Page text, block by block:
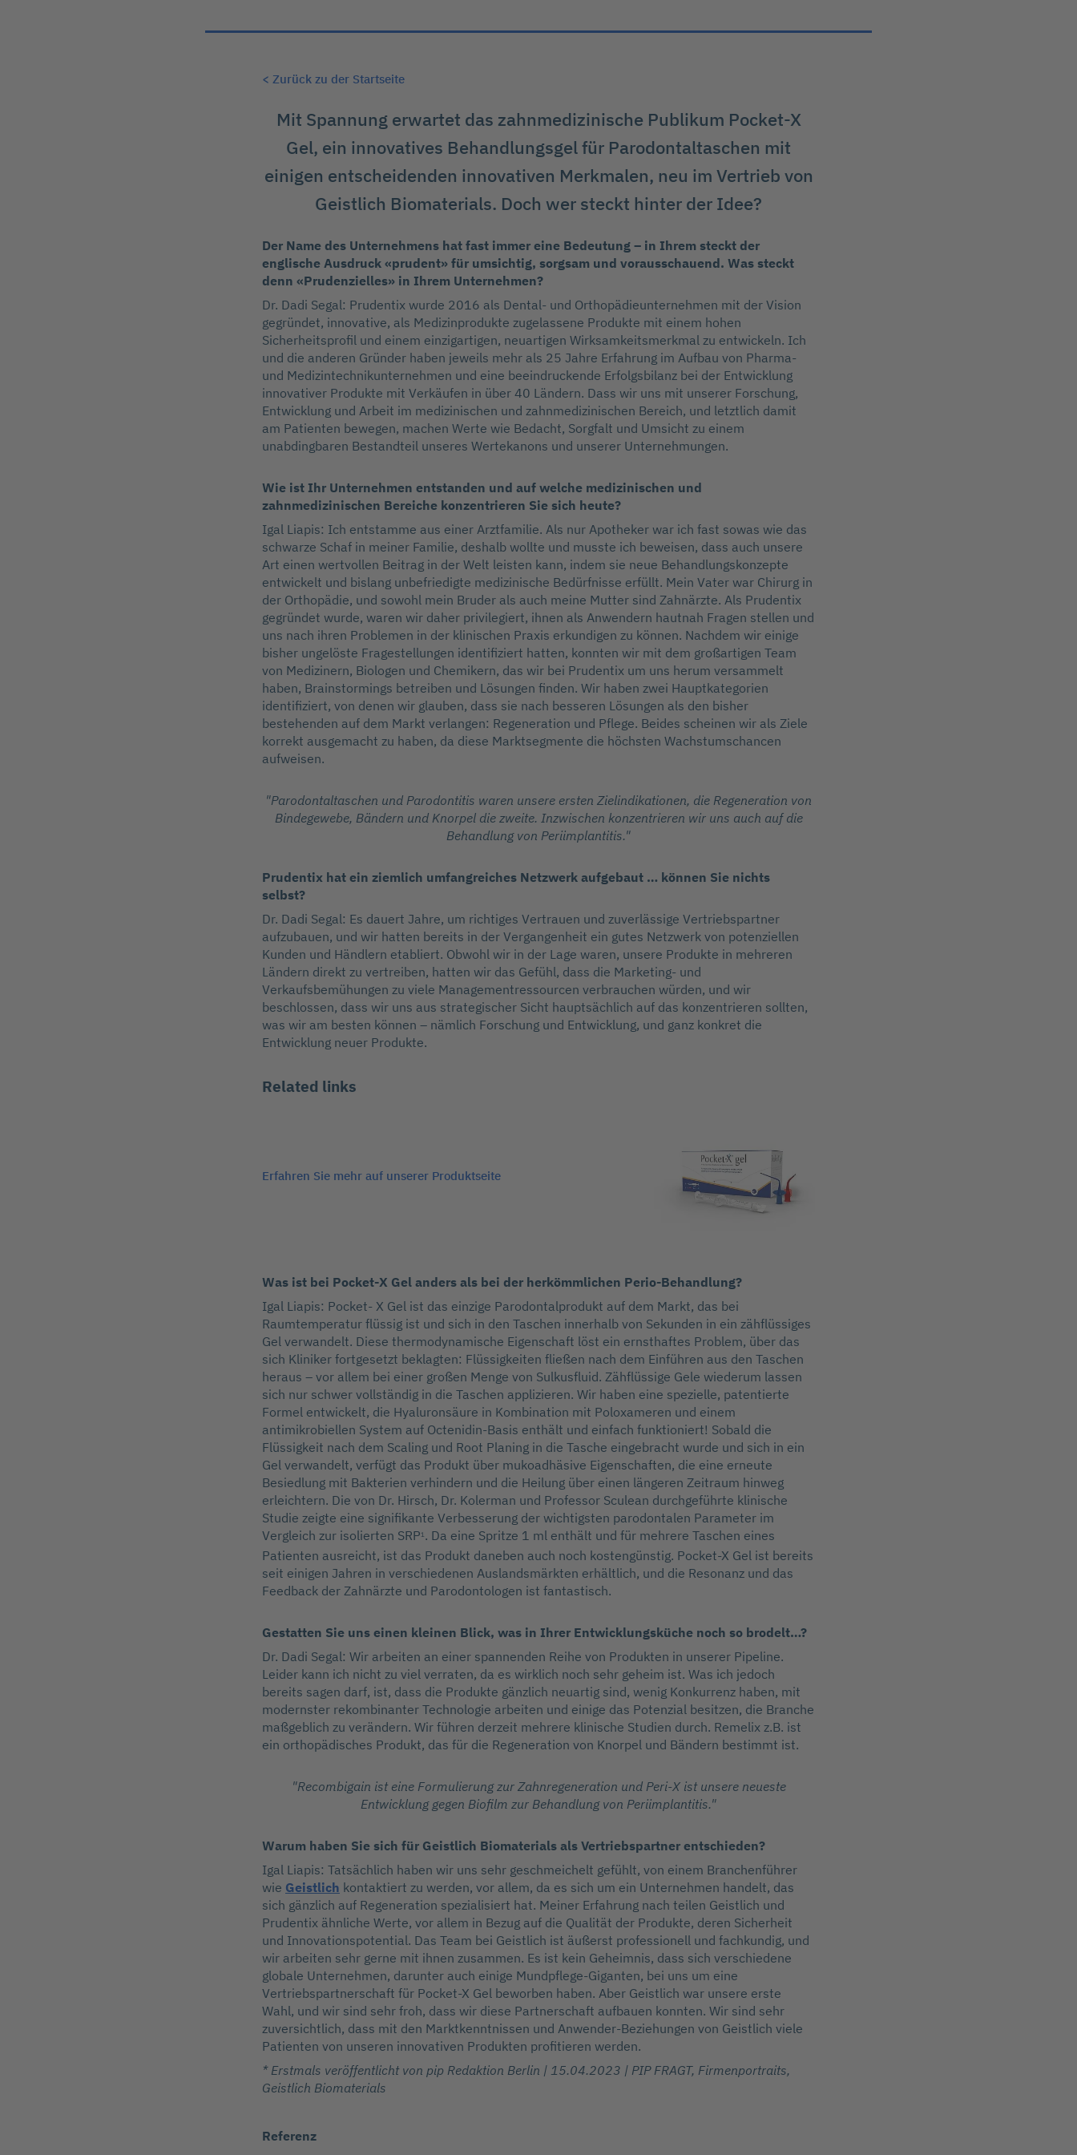
< Zurück zu der Startseite
Mit Spannung erwartet das zahnmedizinische Publikum Pocket-X
Gel, ein innovatives Behandlungsgel für Parodontaltaschen mit
einigen entscheidenden innovativen Merkmalen, neu im Vertrieb von
Geistlich Biomaterials. Doch wer steckt hinter der Idee?
Der Name des Unternehmens hat fast immer eine Bedeutung – in Ihrem steckt der
englische Ausdruck «prudent» für umsichtig, sorgsam und vorausschauend. Was steckt
denn «Prudenzielles» in Ihrem Unternehmen?
Dr. Dadi Segal: Prudentix wurde 2016 als Dental- und Orthopädieunternehmen mit der Vision
gegründet, innovative, als Medizinprodukte zugelassene Produkte mit einem hohen
Sicherheitsprofil und einem einzigartigen, neuartigen Wirksamkeitsmerkmal zu entwickeln. Ich
und die anderen Gründer haben jeweils mehr als 25 Jahre Erfahrung im Aufbau von Pharma-
und Medizintechnikunternehmen und eine beeindruckende Erfolgsbilanz bei der Entwicklung
innovativer Produkte mit Verkäufen in über 40 Ländern. Dass wir uns mit unserer Forschung,
Entwicklung und Arbeit im medizinischen und zahnmedizinischen Bereich, und letztlich damit
am Patienten bewegen, machen Werte wie Bedacht, Sorgfalt und Umsicht zu einem
unabdingbaren Bestandteil unseres Wertekanons und unserer Unternehmungen.
Wie ist Ihr Unternehmen entstanden und auf welche medizinischen und
zahnmedizinischen Bereiche konzentrieren Sie sich heute?
Igal Liapis: Ich entstamme aus einer Arztfamilie. Als nur Apotheker war ich fast sowas wie das
schwarze Schaf in meiner Familie, deshalb wollte und musste ich beweisen, dass auch unsere
Art einen wertvollen Beitrag in der Welt leisten kann, indem sie neue Behandlungskonzepte
entwickelt und bislang unbefriedigte medizinische Bedürfnisse erfüllt. Mein Vater war Chirurg in
der Orthopädie, und sowohl mein Bruder als auch meine Mutter sind Zahnärzte. Als Prudentix
gegründet wurde, waren wir daher privilegiert, ihnen als Anwendern hautnah Fragen stellen und
uns nach ihren Problemen in der klinischen Praxis erkundigen zu können. Nachdem wir einige
bisher ungelöste Fragestellungen identifiziert hatten, konnten wir mit dem großartigen Team
von Medizinern, Biologen und Chemikern, das wir bei Prudentix um uns herum versammelt
haben, Brainstormings betreiben und Lösungen finden. Wir haben zwei Hauptkategorien
identifiziert, von denen wir glauben, dass sie nach besseren Lösungen als den bisher
bestehenden auf dem Markt verlangen: Regeneration und Pflege. Beides scheinen wir als Ziele
korrekt ausgemacht zu haben, da diese Marktsegmente die höchsten Wachstumschancen
aufweisen.
"Parodontaltaschen und Parodontitis waren unsere ersten Zielindikationen, die Regeneration von
Bindegewebe, Bändern und Knorpel die zweite. Inzwischen konzentrieren wir uns auch auf die
Behandlung von Periimplantitis."
Prudentix hat ein ziemlich umfangreiches Netzwerk aufgebaut … können Sie nichts
selbst?
Dr. Dadi Segal: Es dauert Jahre, um richtiges Vertrauen und zuverlässige Vertriebspartner
aufzubauen, und wir hatten bereits in der Vergangenheit ein gutes Netzwerk von potenziellen
Kunden und Händlern etabliert. Obwohl wir in der Lage waren, unsere Produkte in mehreren
Ländern direkt zu vertreiben, hatten wir das Gefühl, dass die Marketing- und
Verkaufsbemühungen zu viele Managementressourcen verbrauchen würden, und wir
beschlossen, dass wir uns aus strategischer Sicht hauptsächlich auf das konzentrieren sollten,
was wir am besten können – nämlich Forschung und Entwicklung, und ganz konkret die
Entwicklung neuer Produkte.
Related links
Erfahren Sie mehr auf unserer Produktseite
Was ist bei Pocket-X Gel anders als bei der herkömmlichen Perio-Behandlung?
Igal Liapis: Pocket- X Gel ist das einzige Parodontalprodukt auf dem Markt, das bei
Raumtemperatur flüssig ist und sich in den Taschen innerhalb von Sekunden in ein zähflüssiges
Gel verwandelt. Diese thermodynamische Eigenschaft löst ein ernsthaftes Problem, über das
sich Kliniker fortgesetzt beklagten: Flüssigkeiten fließen nach dem Einführen aus den Taschen
heraus – vor allem bei einer großen Menge von Sulkusfluid. Zähflüssige Gele wiederum lassen
sich nur schwer vollständig in die Taschen applizieren. Wir haben eine spezielle, patentierte
Formel entwickelt, die Hyaluronsäure in Kombination mit Poloxameren und einem
antimikrobiellen System auf Octenidin-Basis enthält und einfach funktioniert! Sobald die
Flüssigkeit nach dem Scaling und Root Planing in die Tasche eingebracht wurde und sich in ein
Gel verwandelt, verfügt das Produkt über mukoadhäsive Eigenschaften, die eine erneute
Besiedlung mit Bakterien verhindern und die Heilung über einen längeren Zeitraum hinweg
erleichtern. Die von Dr. Hirsch, Dr. Kolerman und Professor Sculean durchgeführte klinische
Studie zeigte eine signifikante Verbesserung der wichtigsten parodontalen Parameter im
Vergleich zur isolierten SRP 1 . Da eine Spritze 1 ml enthält und für mehrere Taschen eines
Patienten ausreicht, ist das Produkt daneben auch noch kostengünstig. Pocket-X Gel ist bereits
seit einigen Jahren in verschiedenen Auslandsmärkten erhältlich, und die Resonanz und das
Feedback der Zahnärzte und Parodontologen ist fantastisch.
Gestatten Sie uns einen kleinen Blick, was in Ihrer Entwicklungsküche noch so brodelt…?
Dr. Dadi Segal: Wir arbeiten an einer spannenden Reihe von Produkten in unserer Pipeline.
Leider kann ich nicht zu viel verraten, da es wirklich noch sehr geheim ist. Was ich jedoch
bereits sagen darf, ist, dass die Produkte gänzlich neuartig sind, wenig Konkurrenz haben, mit
modernster rekombinanter Technologie arbeiten und einige das Potenzial besitzen, die Branche
maßgeblich zu verändern. Wir führen derzeit mehrere klinische Studien durch. Remelix z.B. ist
ein orthopädisches Produkt, das für die Regeneration von Knorpel und Bändern bestimmt ist.
"Recombigain ist eine Formulierung zur Zahnregeneration und Peri-X ist unsere neueste
Entwicklung gegen Biofilm zur Behandlung von Periimplantitis."
Warum haben Sie sich für Geistlich Biomaterials als Vertriebspartner entschieden?
Igal Liapis: Tatsächlich haben wir uns sehr geschmeichelt gefühlt, von einem Branchenführer
wie Geistlich kontaktiert zu werden, vor allem, da es sich um ein Unternehmen handelt, das
sich gänzlich auf Regeneration spezialisiert hat. Meiner Erfahrung nach teilen Geistlich und
Prudentix ähnliche Werte, vor allem in Bezug auf die Qualität der Produkte, deren Sicherheit
und Innovationspotential. Das Team bei Geistlich ist äußerst professionell und fachkundig, und
wir arbeiten sehr gerne mit ihnen zusammen. Es ist kein Geheimnis, dass sich verschiedene
globale Unternehmen, darunter auch einige Mundpflege-Giganten, bei uns um eine
Vertriebspartnerschaft für Pocket-X Gel beworben haben. Aber Geistlich war unsere erste
Wahl, und wir sind sehr froh, dass wir diese Partnerschaft aufbauen konnten. Wir sind sehr
zuversichtlich, dass mit den Marktkenntnissen und Anwender-Beziehungen von Geistlich viele
Patienten von unseren innovativen Produkten profitieren werden.
* Erstmals veröffentlicht von pip Redaktion Berlin | 15.04.2023 | PIP FRAGT, Firmenportraits,
Geistlich Biomaterials
Referenz